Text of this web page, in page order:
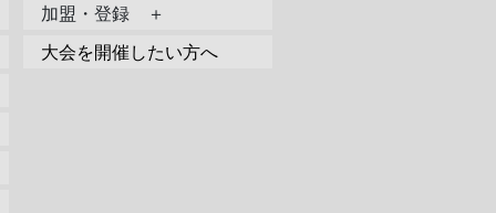
加盟・登録 ＋
大会を開催したい方へ